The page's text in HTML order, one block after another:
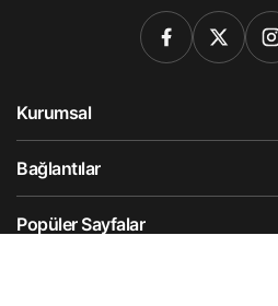
Kurumsal
Bağlantılar
Popüler Sayfalar